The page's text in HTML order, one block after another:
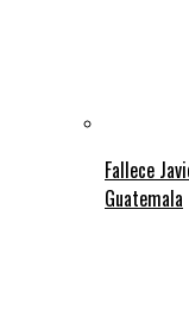
Fallece
Guatemala